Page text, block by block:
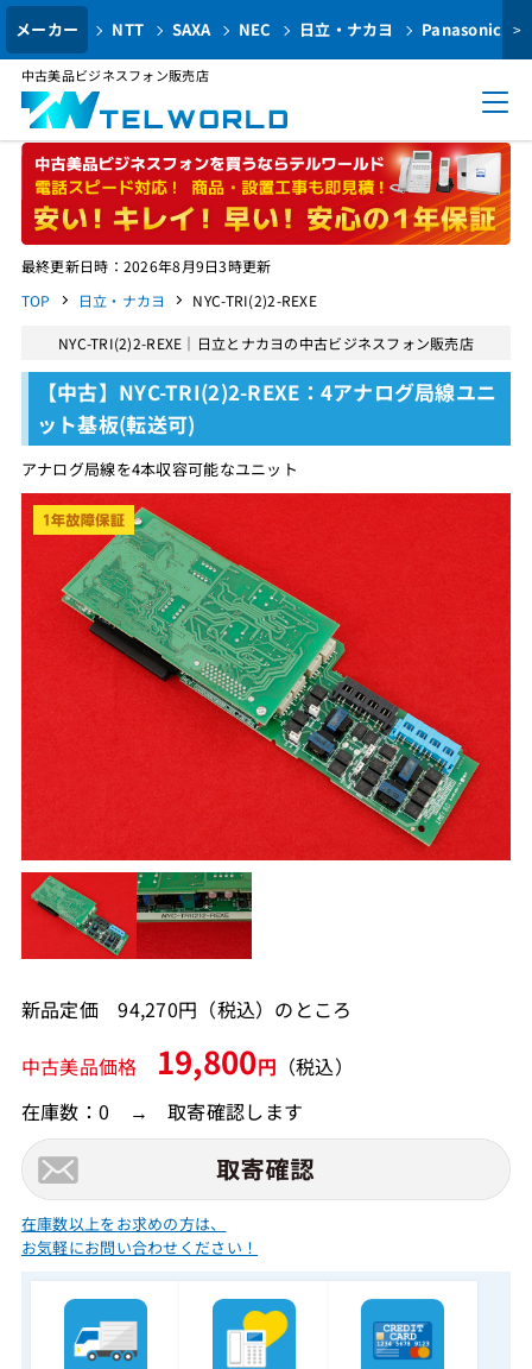
メーカー NTT SAXA NEC 日立・ナカヨ Panasonic >
中古美品ビジネスフォン販売店
最終更新日時：2026年8月9日3時更新
TOP
日立・ナカヨ NYC-TRI(2)2-REXE
NYC-TRI(2)2-REXE｜日立とナカヨの中古ビジネスフォン販売店
【中古】NYC-TRI(2)2-REXE：4アナログ局線ユニ
ット基板(転送可)
アナログ局線を4本収容可能なユニット
新品定価 94,270円（税込）のところ
中古美品価格 19,800円 （税込）
在庫数：0 → 取寄確認します
在庫数以上をお求めの方は、
お気軽にお問い合わせください！